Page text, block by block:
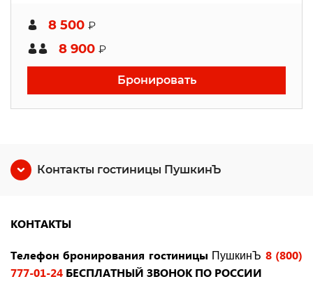
8 500 ₽
8 900 ₽
Бронировать
Контакты гостиницы ПушкинЪ
КОНТАКТЫ
Телефон бронирования гостиницы ПушкинЪ 8 (800)
777-01-24 БЕСПЛАТНЫЙ ЗВОНОК ПО РОССИИ